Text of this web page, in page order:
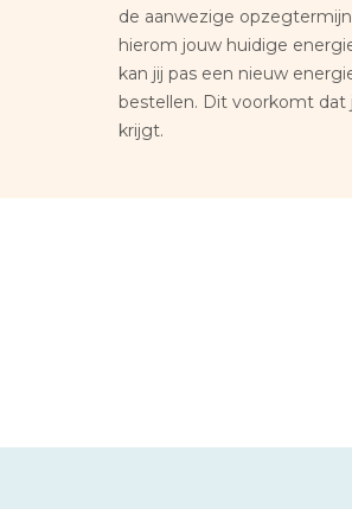
de aanwezige
hierom jouw huidige
kan jij pas een nieuw
bestellen. Dit voorkomt dat
krijgt.